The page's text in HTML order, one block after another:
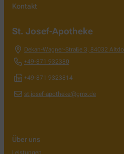
Kontakt
St. Josef-Apotheke
Dekan-Wagner-Straße 3, 84032
+49-871 932380
+49-871 9323814
st.josef-apotheke@gmx.de
Über uns
Leistungen